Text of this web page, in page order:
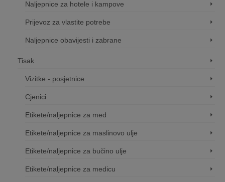
Naljepnice za hotele i kampove
Prijevoz za vlastite potrebe
Naljepnice obavijesti i zabrane
Tisak
Vizitke - posjetnice
Cjenici
Etikete/naljepnice za med
Etikete/naljepnice za maslinovo ulje
Etikete/naljepnice za bučino ulje
Etikete/naljepnice za medicu